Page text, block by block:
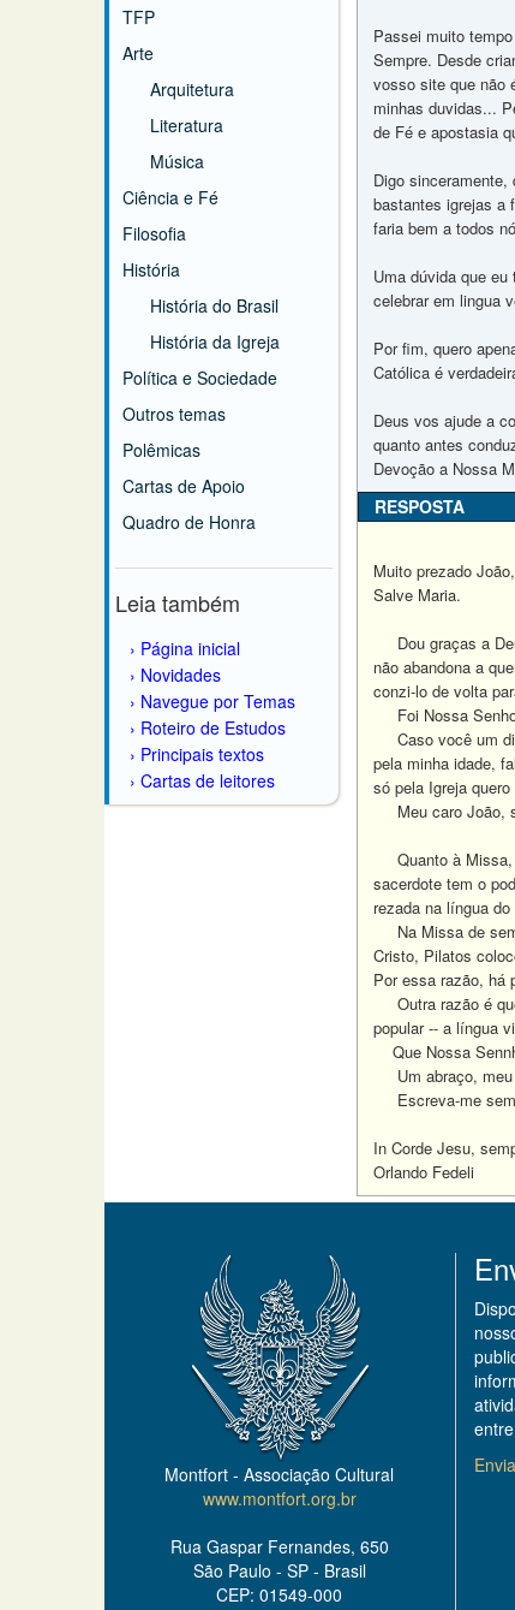
TFP
Arte
Arquitetura
Literatura
Música
Ciência e Fé
Filosofia
História
História do Brasil
História da Igreja
Política e Sociedade
Outros temas
Polêmicas
Cartas de Apoio
Quadro de Honra
Leia também
Página inicial
Novidades
Navegue por Temas
Roteiro de Estudos
Principais textos
Cartas de leitores
Passei muito
Sempre. Desde
vosso site que não
minhas duvidas...
de Fé e apostasia
Digo
bastantes igrejas a
faria bem a todos
Uma dúvida que
celebrar em lingua
Por fim, quero
Católica é
Deus vos ajude a
quanto antes
Devoção a Nossa
RESPOSTA
Muito prezado João,
Salve Maria.
Dou graças a
não abandona a
conzi-lo de volta
Foi Nossa
Caso você um
pela minha idade,
só pela Igreja
Meu caro João,
Quanto à Missa,
sacerdote tem o
rezada na língua do
Na Missa de
Cristo, Pilatos
Por essa razão, há
Outra razão é
popular -- a língua
Que Nossa
Um abraço, meu
Escreva-me
In Corde Jesu,
Orlando Fedeli
Montfort - Associação Cultural
www.montfort.org.br
Rua Gaspar Fernandes, 650
São Paulo - SP - Brasil
CEP: 01549-000